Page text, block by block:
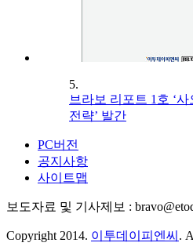
5.
브라보 리포트 1호 ‘
전략’ 발간
PC버전
공지사항
사이트맵
보도자료 및 기사제보 :
Copyright 2014. 이투데이피엔씨 .